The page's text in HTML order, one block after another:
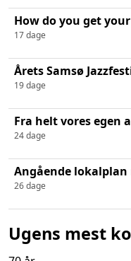
How do you get
17 dage
Årets Samsø
19 dage
Fra helt vores egen
24 dage
Angående lokalplan
26 dage
Ugens mest